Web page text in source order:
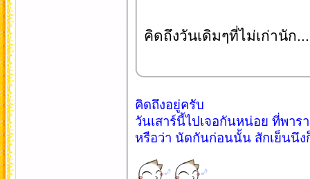
คิดถึงวันเดิมๆที่ไม่เก่านัก
คิดถึงอยู่ครับ
วันเสาร์นี้ไปเจอกันหน่อย ที่พาร
หรือว่า นัดกันก่อนนั้น สักเย็นนึง